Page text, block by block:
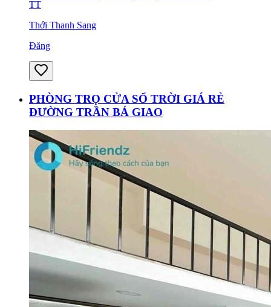
TT
Thới Thanh Sang
Đăng
PHÒNG TRỌ CỬA SỔ TRỜI GIÁ RẺ
ĐƯỜNG TRẦN BÁ GIAO